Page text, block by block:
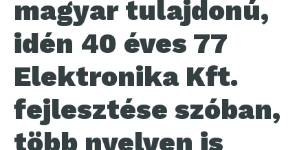
magyar tulajdonú,
idén 40 éves 77
Elektronika Kft.
fejlesztése szóban,
több nyelven is